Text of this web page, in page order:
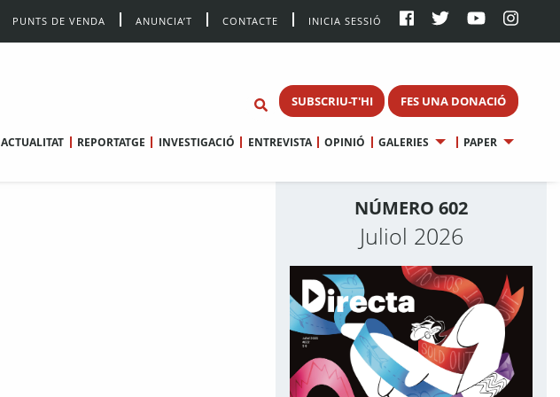
PUNTS DE VENDA ANUNCIA’T CONTACTE INICIA SESSIÓ
SUBSCRIU-T'HI FES UNA DONACIÓ
ACTUALITAT REPORTATGE INVESTIGACIÓ ENTREVISTA OPINIÓ GALERIES PAPER
NÚMERO 602
Juliol 2026